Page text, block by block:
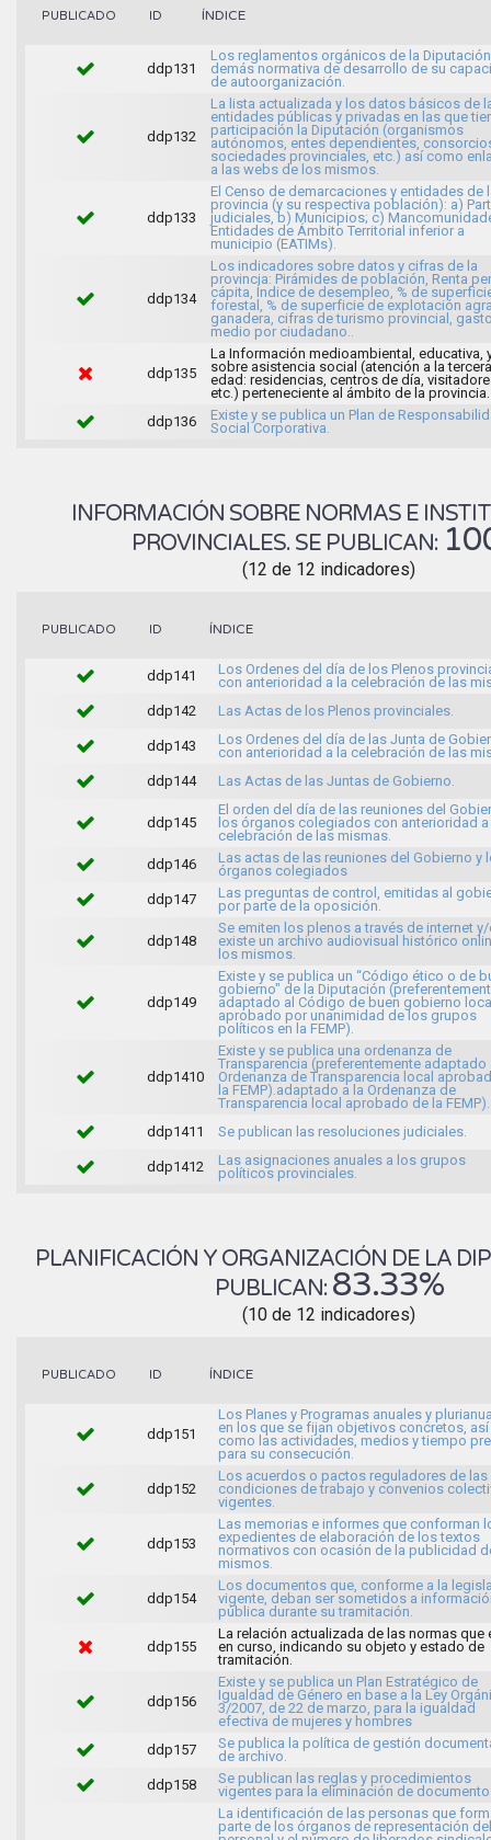
PUBLICADO ID ÍNDICE
ddp131
Los reglamentos orgánicos de la
demás normativa de desarrollo de su
de autoorganización.
ddp132
La lista actualizada y los datos básicos de
entidades públicas y privadas en las que
participación la Diputación (organismos
autónomos, entes dependientes,
sociedades provinciales, etc.) así como
a las webs de los mismos.
ddp133
El Censo de demarcaciones y entidades de
provincia (y su respectiva población): a)
judiciales, b) Municipios; c)
Entidades de Ámbito Territorial inferior a
municipio (EATIMs).
ddp134
Los indicadores sobre datos y cifras de la
provincia: Pirámides de población, Renta per
cápita, Índice de desempleo, % de
forestal, % de superficie de explotación
ganadera, cifras de turismo provincial,
medio por ciudadano..
ddp135
La Información medioambiental, educativa,
sobre asistencia social (atención a la tercera
edad: residencias, centros de día,
etc.) perteneciente al ámbito de la provincia.
ddp136
Existe y se publica un Plan de
Social Corporativa.
INFORMACIÓN SOBRE NORMAS E
PROVINCIALES. SE PUBLICAN:
(12 de 12 indicadores)
PUBLICADO ID ÍNDICE
ddp141
Los Ordenes del día de los Plenos
con anterioridad a la celebración de las
ddp142
Las Actas de los Plenos provinciales.
ddp143
Los Ordenes del día de las Junta de
con anterioridad a la celebración de las
ddp144
Las Actas de las Juntas de Gobierno.
ddp145
El orden del día de las reuniones del
los órganos colegiados con anterioridad a
celebración de las mismas.
ddp146
Las actas de las reuniones del Gobierno y
órganos colegiados
ddp147
Las preguntas de control, emitidas al
por parte de la oposición.
ddp148
Se emiten los plenos a través de internet
existe un archivo audiovisual histórico
los mismos.
ddp149
Existe y se publica un “Código ético o de
gobierno" de la Diputación
adaptado al Código de buen gobierno
aprobado por unanimidad de los grupos
políticos en la FEMP).
ddp1410
Existe y se publica una ordenanza de
Transparencia (preferentemente adaptado
Ordenanza de Transparencia local
la FEMP).adaptado a la Ordenanza de
Transparencia local aprobado de la FEMP).
ddp1411
Se publican las resoluciones judiciales.
ddp1412
Las asignaciones anuales a los grupos
políticos provinciales.
PLANIFICACIÓN Y ORGANIZACIÓN DE LA
PUBLICAN: 83.33%
(10 de 12 indicadores)
PUBLICADO ID ÍNDICE
ddp151
Los Planes y Programas anuales y
en los que se fijan objetivos concretos, así
como las actividades, medios y tiempo
para su consecución.
ddp152
Los acuerdos o pactos reguladores de las
condiciones de trabajo y convenios
vigentes.
ddp153
Las memorias e informes que conforman
expedientes de elaboración de los textos
normativos con ocasión de la publicidad
mismos.
ddp154
Los documentos que, conforme a la
vigente, deban ser sometidos a
pública durante su tramitación.
ddp155
La relación actualizada de las normas que
en curso, indicando su objeto y estado de
tramitación.
ddp156
Existe y se publica un Plan Estratégico de
Igualdad de Género en base a la Ley
3/2007, de 22 de marzo, para la igualdad
efectiva de mujeres y hombres
ddp157
Se publica la política de gestión
de archivo.
ddp158
Se publican las reglas y procedimientos
vigentes para la eliminación de
La identificación de las personas que
parte de los órganos de representación del